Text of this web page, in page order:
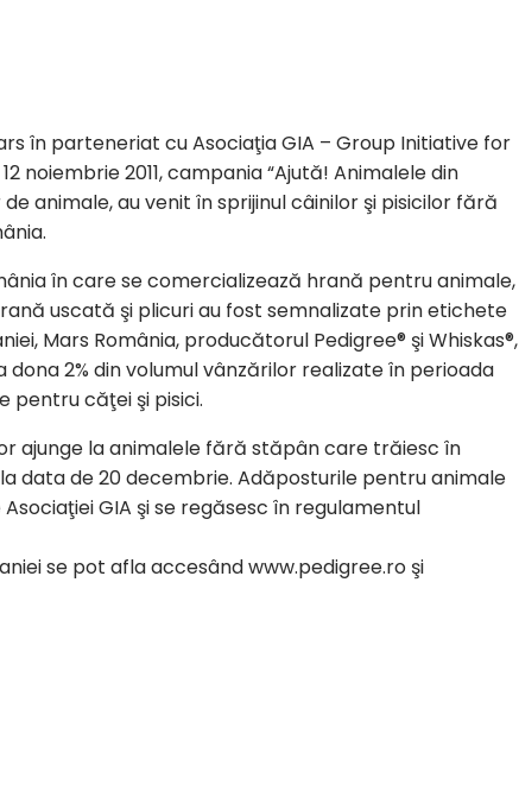
în parteneriat cu Asociaţia GIA – Group Initiative for
noiembrie 2011, campania “Ajută! Animalele din
animale, au venit în sprijinul câinilor şi pisicilor fără
în care se comercializează hrană pentru animale,
uscată şi plicuri au fost semnalizate prin etichete
Mars România, producătorul Pedigree® şi Whiskas®,
2% din volumul vânzărilor realizate în perioada
pentru căţei şi pisici.
ajunge la animalele fără stăpân care trăiesc în
data de 20 decembrie. Adăposturile pentru animale
GIA şi se regăsesc în regulamentul
se pot afla accesând www.pedigree.ro şi